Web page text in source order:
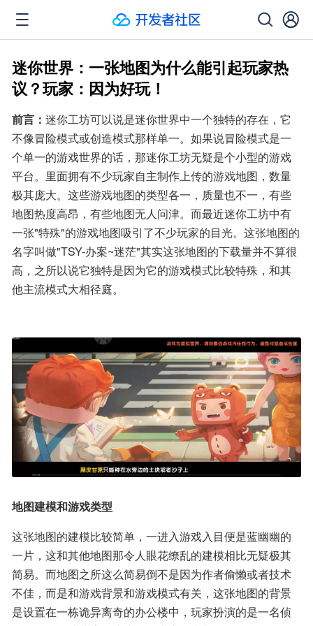
迷你世界：一张地图为什么能引起玩家热
议？玩家：因为好玩！
前言： 迷你工坊可以说是迷你世界中一个独特的存在，它
不像冒险模式或创造模式那样单一。如果说冒险模式是一
个单一的游戏世界的话，那迷你工坊无疑是个小型的游戏
平台。里面拥有不少玩家自主制作上传的游戏地图，数量
极其庞大。这些游戏地图的类型各一，质量也不一，有些
地图热度高昂，有些地图无人问津。而最近迷你工坊中有
一张"特殊"的游戏地图吸引了不少玩家的目光。这张地图的
名字叫做"TSY-办案~迷茫"其实这张地图的下载量并不算很
高，之所以说它独特是因为它的游戏模式比较特殊，和其
他主流模式大相径庭。
地图建模和游戏类型
这张地图的建模比较简单，一进入游戏入目便是蓝幽幽的
一片，这和其他地图那令人眼花缭乱的建模相比无疑极其
简易。而地图之所这么简易倒不是因为作者偷懒或者技术
不佳，而是和游戏背景和游戏模式有关，这张地图的背景
是设置在一栋诡异离奇的办公楼中，玩家扮演的是一名侦